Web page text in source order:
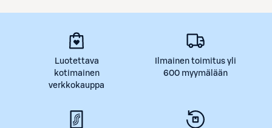
Luotettava
kotimainen
verkkokauppa
Ilmainen toimitus yli
600 myymälään